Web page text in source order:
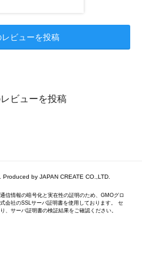
レビューを投稿
ビューを投稿
by JAPAN CREATE CO.,LTD.
信情報の暗号化と実在性の証明のため、GMOグロ
会社のSSLサーバ証明書を使用しております。 セ
、サーバ証明書の検証結果をご確認ください。